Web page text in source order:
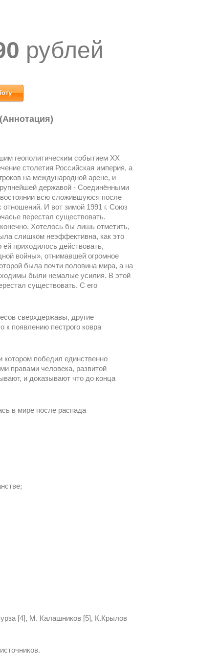
рублей
геополитическим событием XX
столетия Российская империя, а
на международной арене, и
державой - Соединёнными
всю сложившуюся после
И вот зимой 1991 г. Союз
перестал существовать.
Хотелось бы лишь отметить,
слишком неэффективна, как это
приходилось действовать,
войны», отнимавшей огромное
была почти половина мира, а на
были немалые усилия. В этой
существовать. С его
сверхдержавы, другие
к появлению пестрого ковра
победил единственно
правами человека, развитой
и доказывают что до конца
в мире после распада
[4], М. Калашников [5], К.Крылов